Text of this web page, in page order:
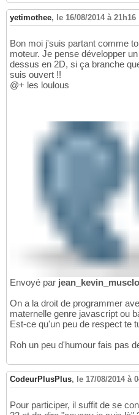
yetimothee, le 16/08/2014 à 21h16
Bon moi j'suis partant comme
moteur. Je pense développer
dessus en 2D, si ça branche
suis ouvert !!
@+ les loulous
Envoyé par
On a la droit de programmer
maternelle genre javascript ou
Est-ce qu'un peu de respect te
Roh un peu d'humour fais pas
CodeurPlusPlus, le 17/08/2014 à
Pour participer, il suffit de se